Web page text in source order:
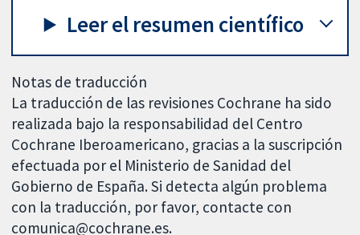
Leer el resumen científico
Notas de traducción
La traducción de las revisiones Cochrane ha sido
realizada bajo la responsabilidad del Centro
Cochrane Iberoamericano, gracias a la suscripción
efectuada por el Ministerio de Sanidad del
Gobierno de España. Si detecta algún problema
con la traducción, por favor, contacte con
comunica@cochrane.es.